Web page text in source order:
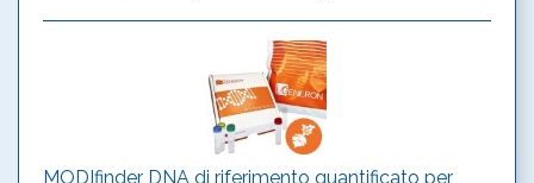
MODIfinder DNA di riferimento quantificato per